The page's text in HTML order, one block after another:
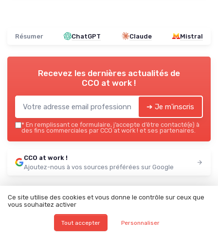
Résumer ChatGPT Claude Mistral
Recevez les dernières actualités de
CCO at work !
➔ Je m'inscris
* En remplissant ce formulaire, j’accepte d’être contacté(e) à
des fins commerciales par CCO at work ! et ses partenaires.
CCO at work !
Ajoutez-nous à vos sources préférées sur Google
Ce site utilise des cookies et vous donne le contrôle sur ceux que
vous souhaitez activer
Tout accepter Personnaliser